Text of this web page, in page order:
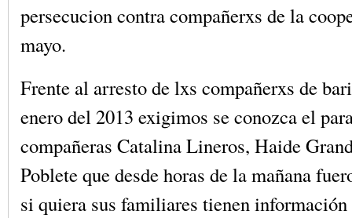
persecucion contra compañerxs de la
mayo.
Frente al arresto de lxs compañerxs de
enero del 2013 exigimos se conozca el
compañeras Catalina Lineros, Haide
Poblete que desde horas de la mañana
si quiera sus familiares tienen